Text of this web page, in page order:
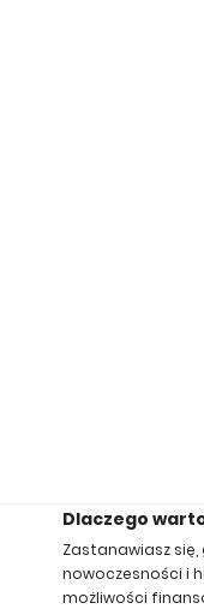
Dlaczego
Zastanawiasz
nowoczesności i
możliwości